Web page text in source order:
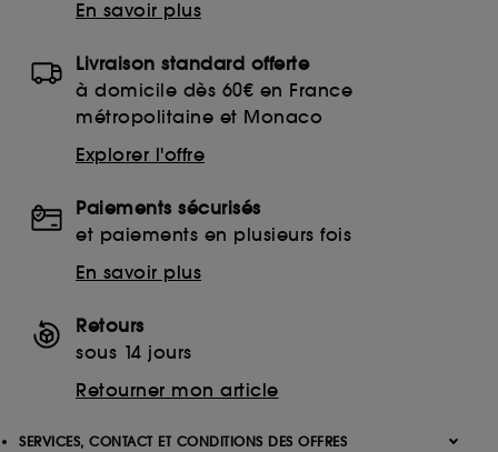
En savoir plus
Livraison standard offerte
à domicile dès 60€ en France
métropolitaine et Monaco
Explorer l'offre
Paiements sécurisés
et paiements en plusieurs fois
En savoir plus
Retours
sous 14 jours
Retourner mon article
SERVICES, CONTACT ET CONDITIONS DES OFFRES